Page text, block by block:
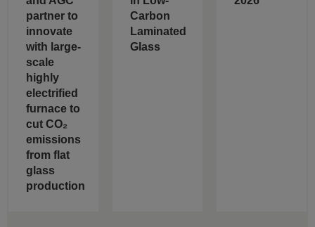
partner to
innovate
with large-
scale
highly
electrified
furnace to
cut CO₂
emissions
from flat
glass
production
Carbon
Laminated
Glass